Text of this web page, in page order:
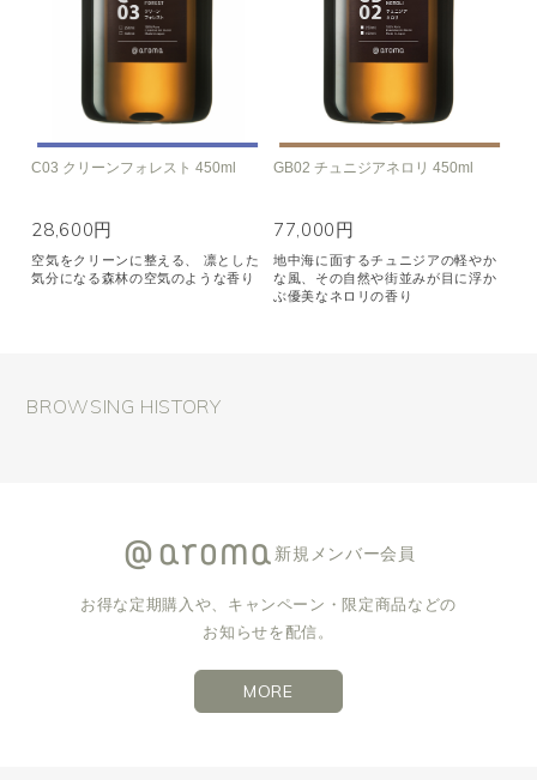
C03 クリーンフォレスト 450ml
28,600円
空気をクリーンに整える、 凛とした
気分になる森林の空気のような香り
GB02 チュニジアネロリ 450ml
77,000円
地中海に面するチュニジアの軽やか
な風、その自然や街並みが目に浮か
ぶ優美なネロリの香り
BROWSING HISTORY
新規メンバー会員
お得な定期購入や、キャンペーン・限定商品などの
お知らせを配信。
MORE